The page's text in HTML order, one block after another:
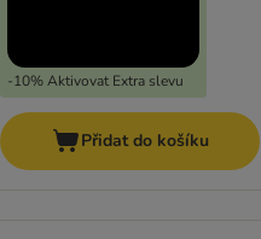
-10% Aktivovat Extra slevu
Přidat do košíku